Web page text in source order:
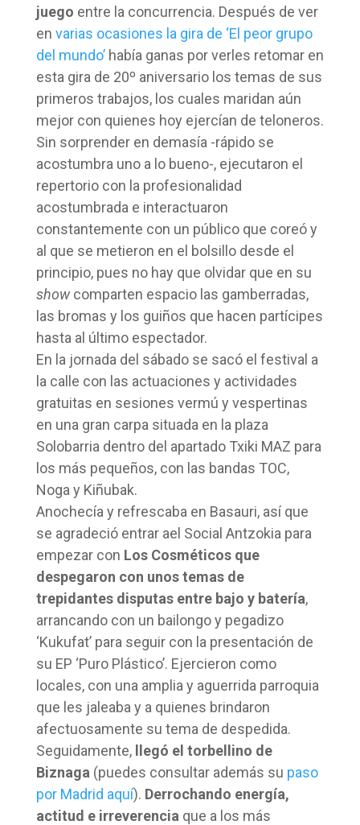
juego entre la concurrencia. Después de ver
en varias ocasiones la gira de ‘El peor grupo
del mundo’había ganas por verles retomar en
esta gira de 20º aniversario los temas de sus
primeros trabajos, los cuales maridan aún
mejor con quienes hoy ejercían de teloneros.
Sin sorprender en demasía -rápido se
acostumbra uno a lo bueno-, ejecutaron el
repertorio con la profesionalidad
acostumbrada e interactuaron
constantemente con un público que coreó y
al que se metieron en el bolsillo desde el
principio, pues no hay que olvidar que en su
showcomparten espacio las gamberradas,
las bromas y los guiños que hacen partícipes
hasta al último espectador.
En la jornada del sábado se sacó el festival a
la calle con las actuaciones y actividades
gratuitas en sesiones vermú y vespertinas
en una gran carpa situada en la plaza
Solobarria dentro del apartado Txiki MAZ para
los más pequeños, con las bandas TOC,
Noga y Kiñubak.
Anochecía y refrescaba en Basauri, así que
se agradeció entrar ael Social Antzokia para
empezar con Los Cosméticos que
despegaron con unos temas de
trepidantes disputas entre bajo y batería,
arrancando con un bailongo y pegadizo
‘Kukufat’ para seguir con la presentación de
su EP ‘Puro Plástico’. Ejercieron como
locales, con una amplia y aguerrida parroquia
que les jaleaba y a quienes brindaron
afectuosamente su tema de despedida.
Seguidamente,
llegó el torbellino de
Biznaga (puedes consultar además su paso
por Madrid aquí). Derrochando energía,
actitud e irreverencia que a los más